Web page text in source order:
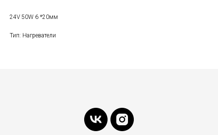
24V 50W 6 *20мм
Тип: Нагреватели